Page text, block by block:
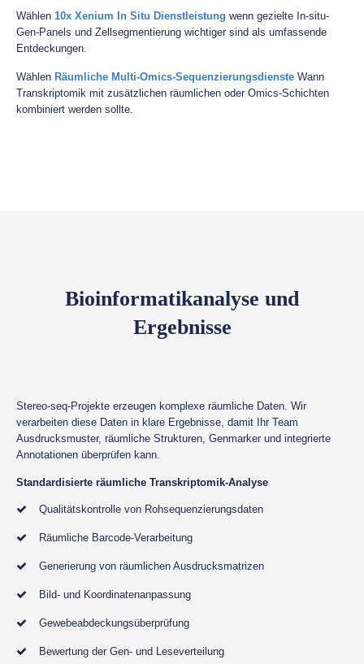
Wählen 10x Xenium In Situ Dienstleistung wenn gezielte In-situ-
Gen-Panels und Zellsegmentierung wichtiger sind als umfassende
Entdeckungen.
Wählen Räumliche Multi-Omics-Sequenzierungsdienste Wann
Transkriptomik mit zusätzlichen räumlichen oder Omics-Schichten
kombiniert werden sollte.
Bioinformatikanalyse und
Ergebnisse
Stereo-seq-Projekte erzeugen komplexe räumliche Daten. Wir
verarbeiten diese Daten in klare Ergebnisse, damit Ihr Team
Ausdrucksmuster, räumliche Strukturen, Genmarker und integrierte
Annotationen überprüfen kann.
Standardisierte räumliche Transkriptomik-Analyse
Qualitätskontrolle von Rohsequenzierungsdaten
Räumliche Barcode-Verarbeitung
Generierung von räumlichen Ausdrucksmatrizen
Bild- und Koordinatenanpassung
Gewebeabdeckungsüberprüfung
Bewertung der Gen- und Leseverteilung